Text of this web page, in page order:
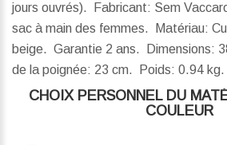
jours ouvrés). Fabricant: Sem
sac à main des femmes. Matériau:
beige. Garantie 2 ans.
Dimensions:
de la poignée: 23 cm. Poids: 0.94 kg.
CHOIX PERSONNEL DU
COULEUR